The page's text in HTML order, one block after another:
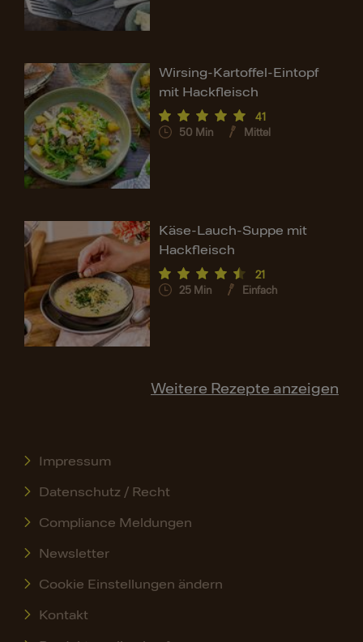
Wirsing-Kartoffel-Eintopf
mit Hackfleisch
41
50 Min Mittel
Käse-Lauch-Suppe mit
Hackfleisch
21
25 Min Einfach
Weitere Rezepte anzeigen
Impressum
Datenschutz / Recht
Compliance Meldungen
Newsletter
Cookie Einstellungen ändern
Kontakt